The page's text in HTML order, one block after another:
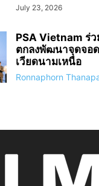
July 23, 2026
PSA Vietnam ร่
ตกลงพัฒนาจุดจอ
เวียดนามเหนือ
Ronnaphorn